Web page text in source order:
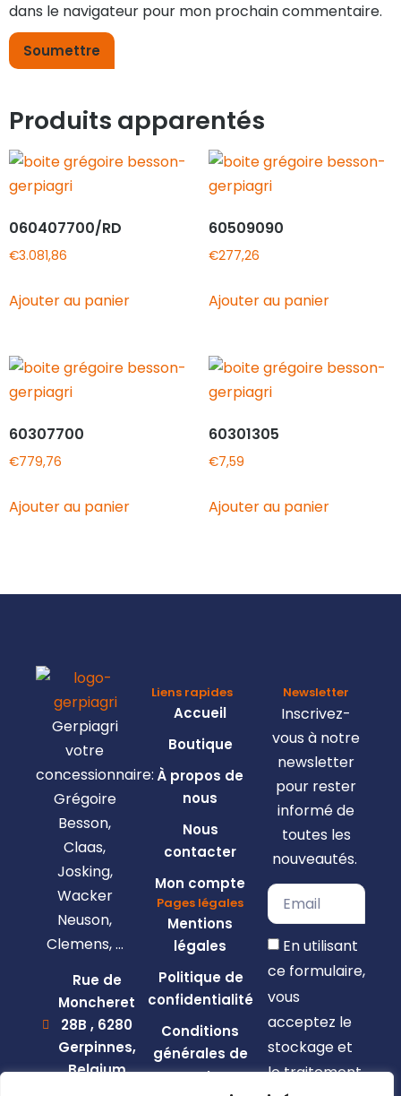
dans le navigateur pour mon prochain commentaire.
Produits apparentés
060407700/RD
€3.081,86
Ajouter au panier
60509090
€277,26
Ajouter au panier
60307700
€779,76
Ajouter au panier
60301305
€7,59
Ajouter au panier
Gerpiagri
votre
concessionnaire:
Grégoire
Besson,
Claas,
Josking,
Wacker
Neuson,
Clemens, …
Rue de
Moncheret
28B , 6280
Gerpinnes,
Belgium
Liens rapides
Accueil
Boutique
À propos de
nous
Nous
contacter
Mon compte
Pages légales
Mentions
légales
Politique de
confidentialité
Conditions
générales de
vente
Newsletter
Inscrivez-
vous à notre
newsletter
pour rester
informé de
toutes les
nouveautés.
En utilisant
ce formulaire,
vous
acceptez le
stockage et
le traitement